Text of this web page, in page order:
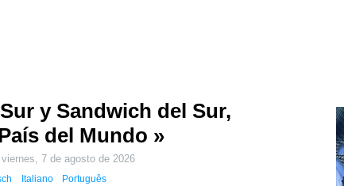
y Sandwich del Sur,
del Mundo »
viernes, 7 de agosto de 2026
Italiano Português